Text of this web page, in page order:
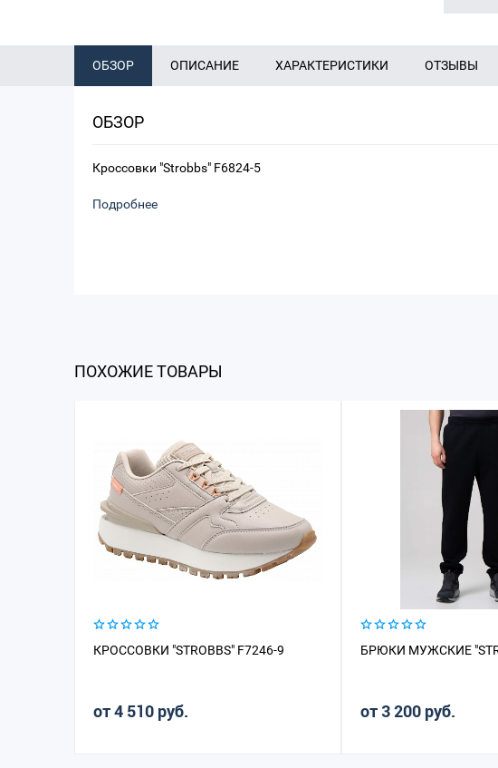
ОБЗОР ОПИСАНИЕ ХАРАКТЕРИСТИКИ ОТЗЫВЫ
ОБЗОР
Кроссовки "Strobbs" F6824-5
Подробнее
ПОХОЖИЕ ТОВАРЫ
КРОССОВКИ "STROBBS" F7246-9
от 4 510 руб.
БРЮКИ МУЖСКИЕ
от 3 200 руб.